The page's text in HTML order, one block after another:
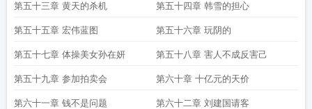
第五十三章 黄天的杀机 第五十四章 韩雪的担心
第五十五章 宏伟蓝图 第五十六章 玩阴的
第五十七章 体操美女孙在妍 第五十八章 害人不成反害己
第五十九章 参加拍卖会 第六十章 十亿元的天价
第六十一章 钱不是问题 第六十二章 刘建国请客